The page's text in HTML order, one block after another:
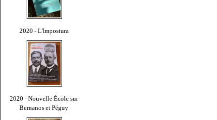
2020 - L'Impostura
2020 - Nouvelle École sur
Bernanos et Péguy